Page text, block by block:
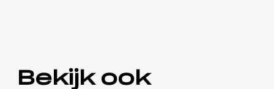
Bekijk ook